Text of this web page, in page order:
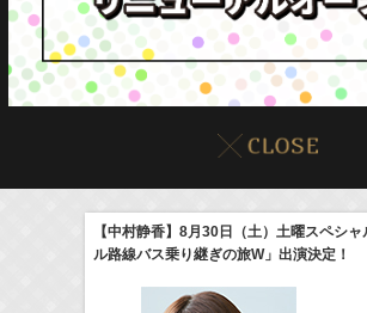
本日の出演情報8/7(Fri) イベント
【中村静香】8月30日（土）土曜スペシャ
ル路線バス乗り継ぎの旅W」出演決定！